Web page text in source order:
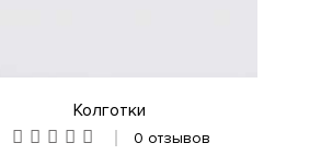
Колготки
0 отзывов